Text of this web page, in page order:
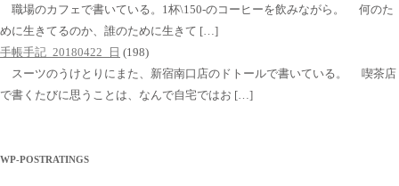
職場のカフェで書いている。1杯\150-のコーヒーを飲みながら。 何のた
めに生きてるのか、誰のために生きて […]
手帳手記_20180422_日 (198)
スーツのうけとりにまた、新宿南口店のドトールで書いている。 喫茶店
で書くたびに思うことは、なんで自宅ではお […]
WP-POSTRATINGS